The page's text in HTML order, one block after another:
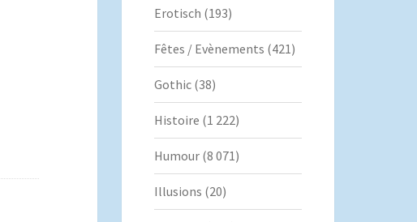
Erotisch (193)
Fêtes / Evènements (421)
Gothic(38)
Histoire (1 222)
Humour(8 071)
Illusions (20)